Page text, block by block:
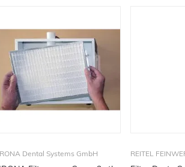
Dental Systems GmbH REITEL